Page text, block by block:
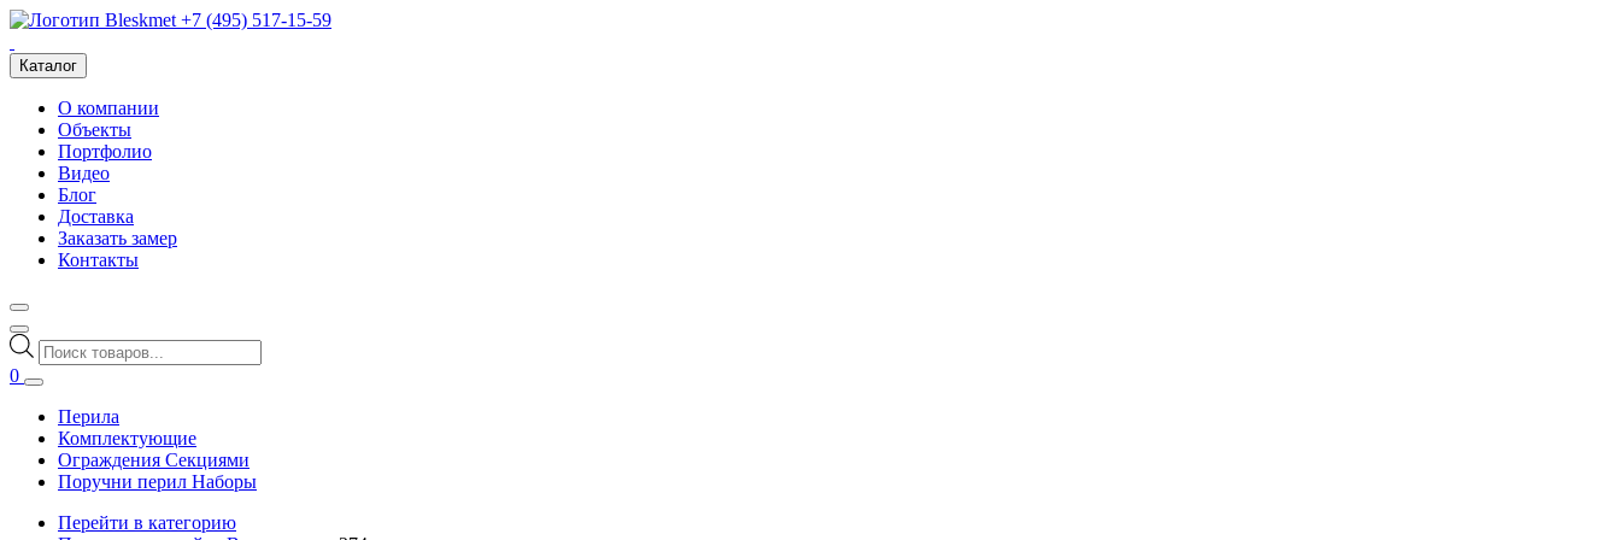
+7 (495) 517-15-59
Каталог
О компании
Объекты
Портфолио
Видео
Блог
Доставка
Заказать замер
Контакты
Поиск
товаров
0
Перила
Комплектующие
Ограждения Секциями
Поручни перил Наборы
Перейти в категорию